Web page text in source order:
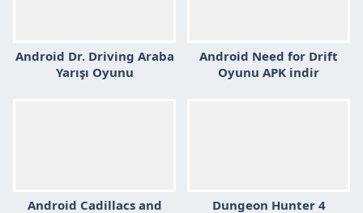
Android Dr. Driving Araba
Yarışı Oyunu
Android Need for Drift
Oyunu APK indir
Android Cadillacs and
Dungeon Hunter 4